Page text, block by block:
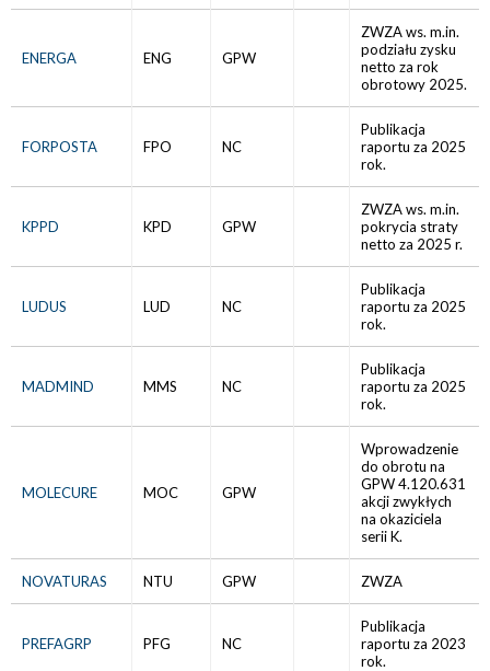
ENERGA ENG GPW
ZWZA ws. m.in.
podziału zysku
netto za rok
obrotowy 2025.
FORPOSTA FPO NC
Publikacja
raportu za 2025
rok.
KPPD KPD GPW
ZWZA ws. m.in.
pokrycia straty
netto za 2025 r.
LUDUS LUD NC
Publikacja
raportu za 2025
rok.
MADMIND MMS NC
Publikacja
raportu za 2025
rok.
MOLECURE MOC GPW
Wprowadzenie
do obrotu na
GPW 4.120.631
akcji zwykłych
na okaziciela
serii K.
NOVATURAS NTU GPW ZWZA
PREFAGRP PFG NC
Publikacja
raportu za 2023
rok.